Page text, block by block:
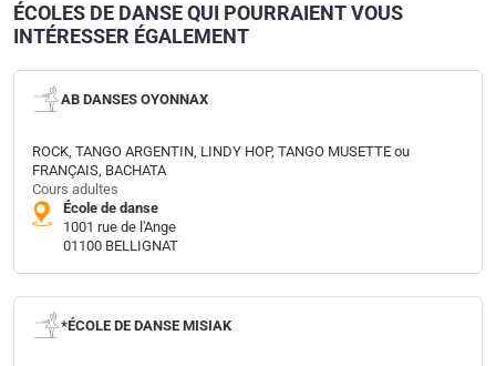
ÉCOLES DE DANSE QUI POURRAIENT VOUS
INTÉRESSER ÉGALEMENT
AB DANSES OYONNAX
ROCK, TANGO ARGENTIN, LINDY HOP, TANGO MUSETTE ou
FRANÇAIS, BACHATA
Cours adultes
École de danse
1001 rue de l'Ange
01100 BELLIGNAT
*ÉCOLE DE DANSE MISIAK